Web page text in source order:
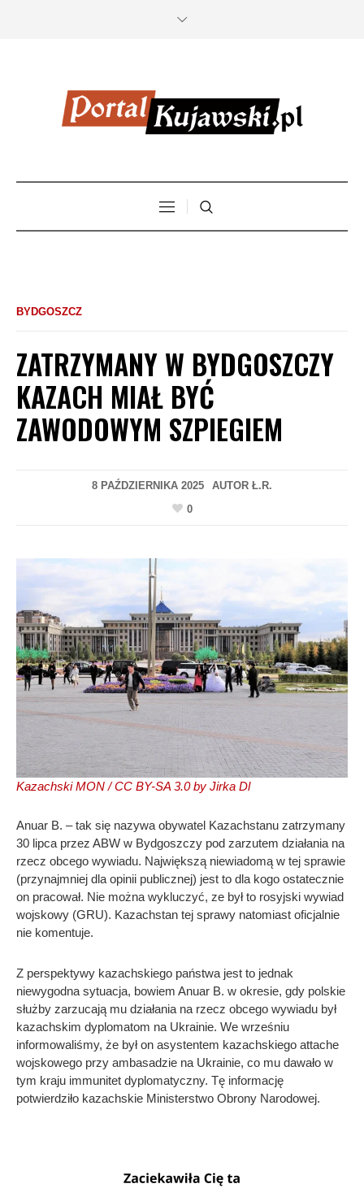
BYDGOSZCZ
ZATRZYMANY W BYDGOSZCZY
KAZACH MIAŁ BYĆ
ZAWODOWYM SZPIEGIEM
8 PAŹDZIERNIKA 2025 AUTOR Ł.R.
0
Kazachski MON / CC BY-SA 3.0 by Jirka Dl
Anuar B. – tak się nazywa obywatel Kazachstanu zatrzymany
30 lipca przez ABW w Bydgoszczy pod zarzutem działania na
rzecz obcego wywiadu. Największą niewiadomą w tej sprawie
(przynajmniej dla opinii publicznej) jest to dla kogo ostatecznie
on pracował. Nie można wykluczyć, ze był to rosyjski wywiad
wojskowy (GRU). Kazachstan tej sprawy natomiast oficjalnie
nie komentuje.
Z perspektywy kazachskiego państwa jest to jednak
niewygodna sytuacja, bowiem Anuar B. w okresie, gdy polskie
służby zarzucają mu działania na rzecz obcego wywiadu był
kazachskim dyplomatom na Ukrainie. We wrześniu
informowaliśmy, że był on asystentem kazachskiego attache
wojskowego przy ambasadzie na Ukrainie, co mu dawało w
tym kraju immunitet dyplomatyczny. Tę informację
potwierdziło kazachskie Ministerstwo Obrony Narodowej.